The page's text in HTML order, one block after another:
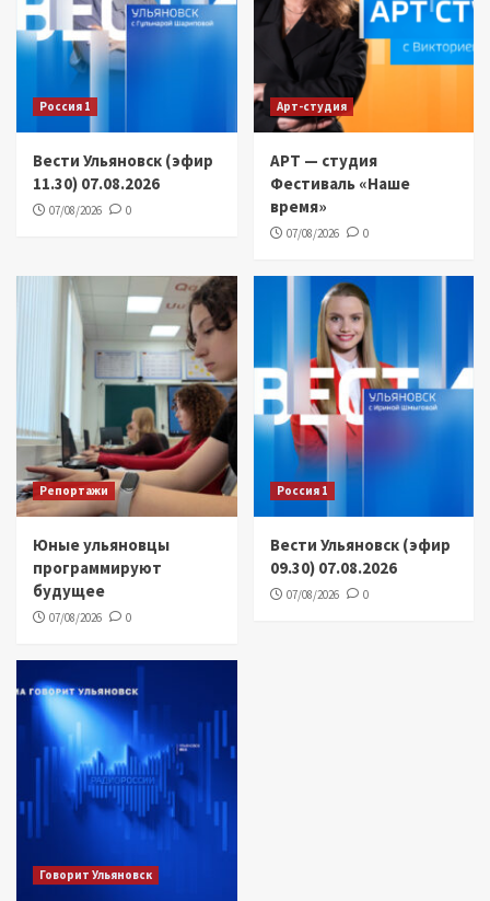
Россия 1
Вести Ульяновск (эфир
11.30) 07.08.2026
07/08/2026 0
Арт-студия
АРТ — студия
Фестиваль «Наше
время»
07/08/2026 0
Репортажи
Юные ульяновцы
программируют
будущее
07/08/2026 0
Россия 1
Вести Ульяновск (эфир
09.30) 07.08.2026
07/08/2026 0
Говорит Ульяновск